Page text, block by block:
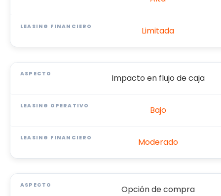
Limitada
Impacto en flujo de caja
Bajo
Moderado
Opción de compra